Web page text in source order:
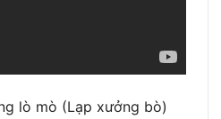
lò mò (Lạp xưởng bò)